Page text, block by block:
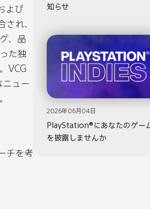
よび
れ、
、品
た独
VCG
ュー
チを考
知らせ
PlayStation®にあなたのゲー
を披露しませんか
2026年06月04日